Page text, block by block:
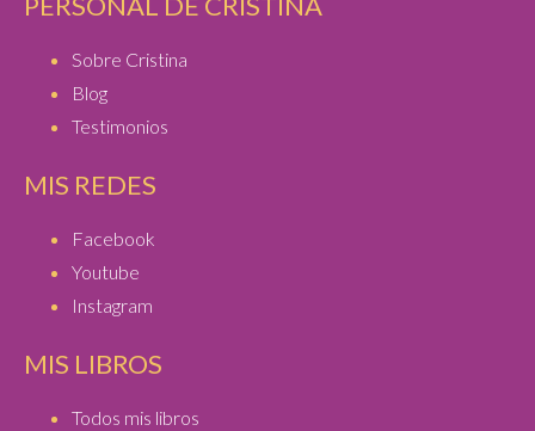
Sobre Cristina
Blog
Testimonios
MIS REDES
Facebook
Youtube
Instagram
MIS LIBROS
Todos mis libros